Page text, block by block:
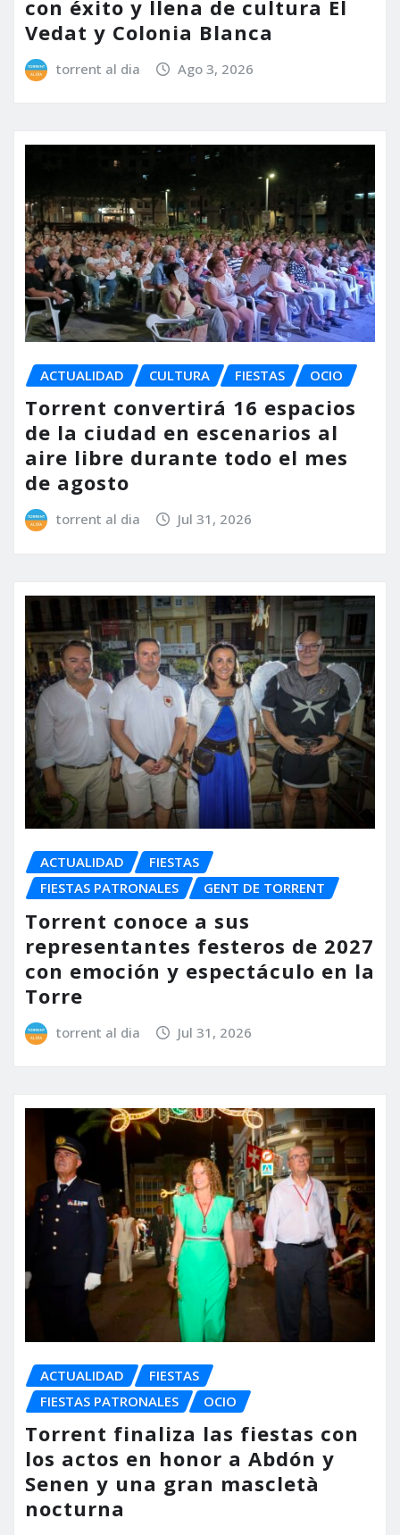
con éxito y llena de cultura El
Vedat y Colonia Blanca
torrent al dia Ago 3, 2026
ACTUALIDAD CULTURA FIESTAS OCIO
Torrent convertirá 16 espacios
de la ciudad en escenarios al
aire libre durante todo el mes
de agosto
torrent al dia Jul 31, 2026
ACTUALIDAD
FIESTAS
FIESTAS PATRONALES
GENT DE TORRENT
Torrent conoce a sus
representantes festeros de 2027
con emoción y espectáculo en la
Torre
torrent al dia Jul 31, 2026
ACTUALIDAD
FIESTAS
FIESTAS PATRONALES
OCIO
Torrent finaliza las fiestas con
los actos en honor a Abdón y
Senen y una gran mascletà
nocturna